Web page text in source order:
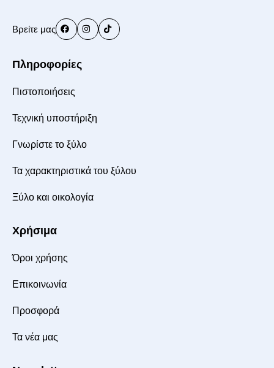
Βρείτε μας
Πληροφορίες
Πιστοποιήσεις
Τεχνική υποστήριξη
Γνωρίστε το ξύλο
Τα χαρακτηριστικά του ξύλου
Ξύλο και οικολογία
Χρήσιμα
Όροι χρήσης
Επικοινωνία
Προσφορά
Τα νέα μας